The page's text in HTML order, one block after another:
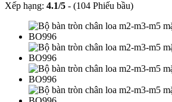
Xếp hạng: 4.1/5 - (104 Phiếu bầu)